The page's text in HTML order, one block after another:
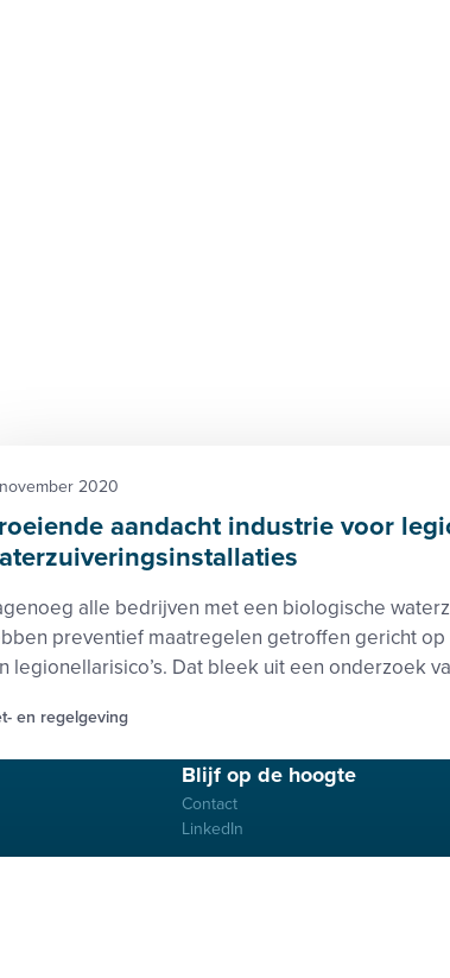
aandacht industrie voor
alle bedrijven met een biologische
preventief maatregelen getroffen gericht
legionellarisico’s. Dat bleek uit een onderzoek
2020
en regelgeving
Blijf op de hoogte
Contact
LinkedIn